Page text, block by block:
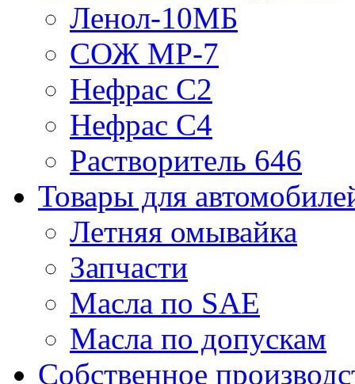
Ленол-10МБ
СОЖ МР-7
Нефрас С2
Нефрас С4
Растворитель 646
Товары для
Летняя омывайка
Запчасти
Масла по SAE
Масла по допускам
Собственное